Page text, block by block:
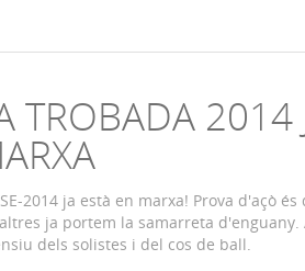
TROBADA 2014
2014 ja està en marxa! Prova d'açò
ja portem la samarreta
dels solistes i del cos de ball.